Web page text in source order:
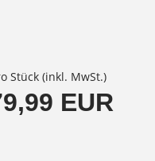
Stück (inkl. MwSt.)
EUR